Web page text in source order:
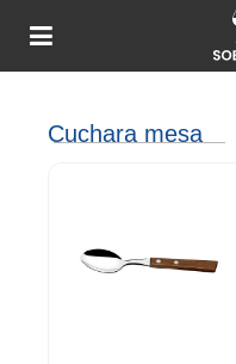
Cuchara mesa